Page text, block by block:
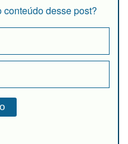
conteúdo desse post?